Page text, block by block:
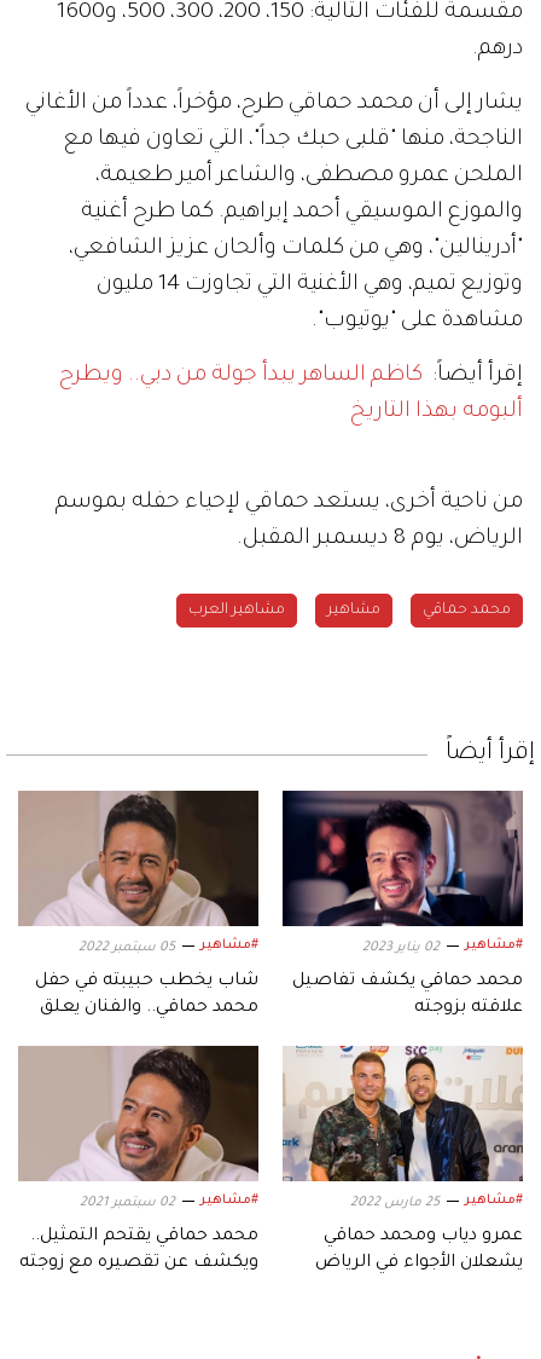
مقسمة للفئات التالية: 150، 200، 300، 500، و1600
درهم.
يشار إلى أن محمد حماقي طرح، مؤخراً، عدداً من الأغاني
الناجحة، منها "قلبى حبك جداً"، التي تعاون فيها مع
الملحن عمرو مصطفى، والشاعر أمير طعيمة،
والموزع الموسيقي أحمد إبراهيم. كما طرح أغنية
"أدرينالين"، وهي من كلمات وألحان عزيز الشافعي،
وتوزيع تميم، وهي الأغنية التي تجاوزت 14 مليون
مشاهدة على "يوتيوب".
إقرأ أيضاً: كاظم الساهر يبدأ جولة من دبي.. ويطرح
ألبومه بهذا التاريخ
من ناحية أخرى، يستعد حماقي لإحياء حفله بموسم
الرياض، يوم 8 ديسمبر المقبل.
محمد حماقي مشاهير مشاهير العرب
إقرأ أيضاً
#مشاهير 02 يناير 2023
محمد حماقي يكشف تفاصيل
علاقته بزوجته
#مشاهير 05 سبتمبر 2022
شاب يخطب حبيبته في حفل
محمد حماقي.. والفنان يعلق
#مشاهير 25 مارس 2022
عمرو دياب ومحمد حماقي
يشعلان الأجواء في الرياض
#مشاهير 02 سبتمبر 2021
محمد حماقي يقتحم التمثيل..
ويكشف عن تقصيره مع زوجته